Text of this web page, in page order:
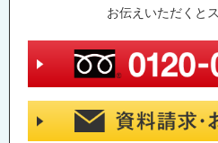
お伝えいただくと